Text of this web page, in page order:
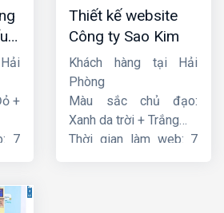
+
7
Thiết kế website
Công ty Sao Kim
Khách hàng tại Hải
Phòng
Màu sắc chủ đạo:
Xanh da trời + Trắng
Thời gian làm web: 7